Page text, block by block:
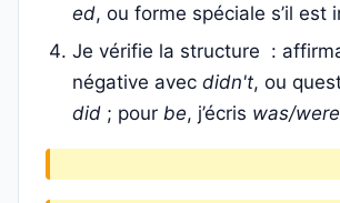
ed, ou forme spéciale s’il est
Je vérifie la structure :
négative avec didn't, ou
did ; pour be, j’écris was/were